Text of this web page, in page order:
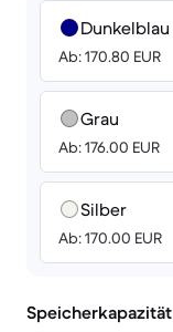
Dunkelblau
Ab: 170.80 EUR
Grau
Ab: 176.00 EUR
Silber
Ab: 170.00 EUR
Speicherkapazität